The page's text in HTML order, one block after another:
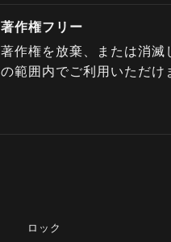
著作権フリー
著作権を放棄、または消滅
の範囲内でご利用いただけ
ロック